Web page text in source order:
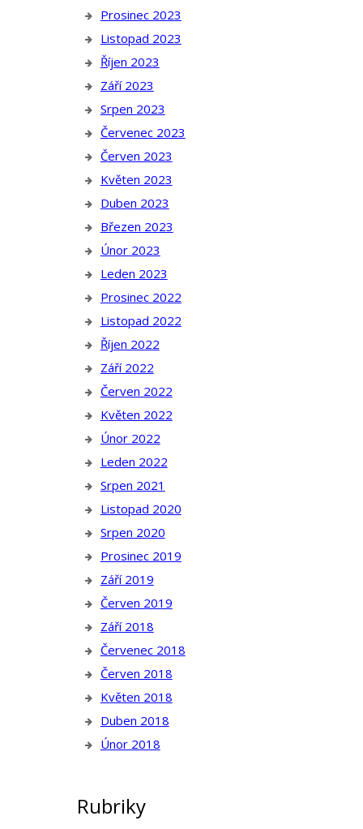
Prosinec 2023
Listopad 2023
Říjen 2023
Září 2023
Srpen 2023
Červenec 2023
Červen 2023
Květen 2023
Duben 2023
Březen 2023
Únor 2023
Leden 2023
Prosinec 2022
Listopad 2022
Říjen 2022
Září 2022
Červen 2022
Květen 2022
Únor 2022
Leden 2022
Srpen 2021
Listopad 2020
Srpen 2020
Prosinec 2019
Září 2019
Červen 2019
Září 2018
Červenec 2018
Červen 2018
Květen 2018
Duben 2018
Únor 2018
Rubriky